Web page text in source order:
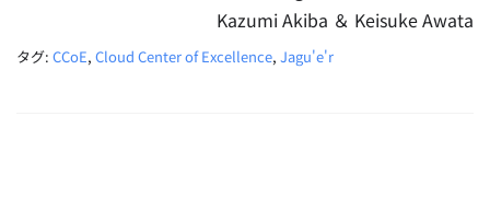
Kazumi Akiba ＆ Keisuke Awata
タグ: CCoE, Cloud Center of Excellence, Jagu'e'r